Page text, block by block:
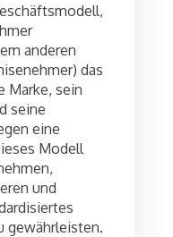
anderen
das
Marke, sein
seine
eine
Modell
und
gewährleisten.